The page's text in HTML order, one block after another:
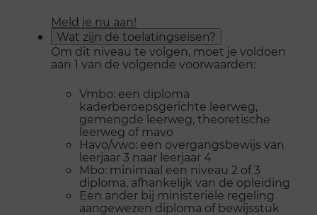
Meld je nu aan!
Wat zijn de toelatingseisen?
Om dit niveau te volgen, moet je voldoen
aan 1 van de volgende voorwaarden:
Vmbo: een diploma
kaderberoepsgerichte leerweg,
gemengde leerweg, theoretische
leerweg of mavo
Havo/vwo: een overgangsbewijs van
leerjaar 3 naar leerjaar 4
Mbo: minimaal een niveau 2 of 3
diploma, afhankelijk van de opleiding
Een ander bij ministeriële regeling
aangewezen diploma of bewijsstuk